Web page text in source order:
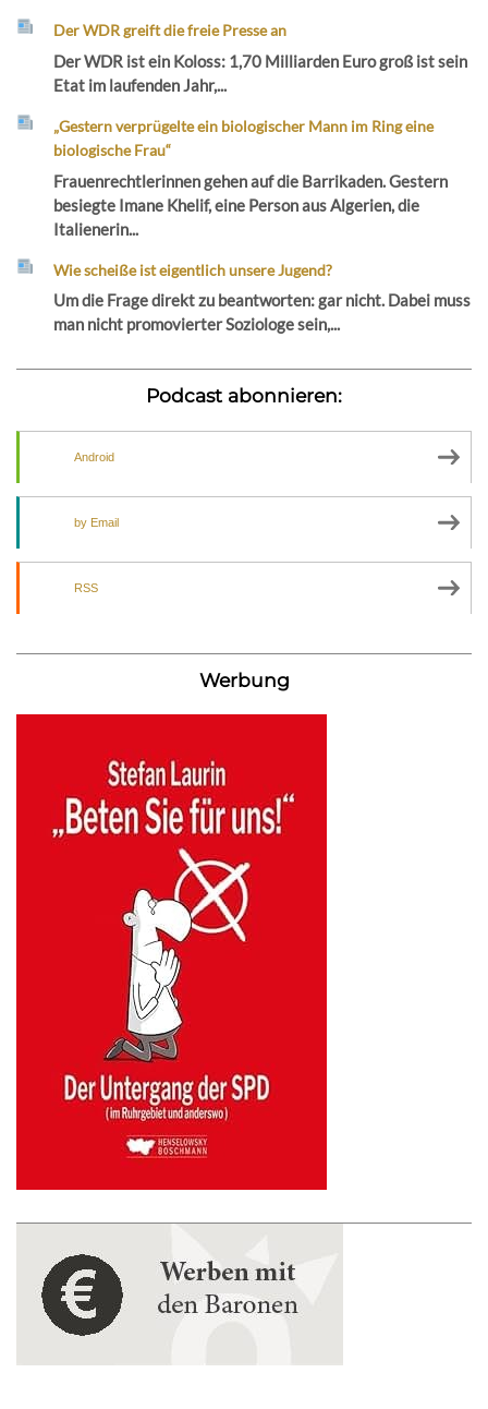
Der WDR greift die freie Presse an
Der WDR ist ein Koloss: 1,70 Milliarden Euro groß ist sein
Etat im laufenden Jahr,...
„Gestern verprügelte ein biologischer Mann im Ring eine
biologische Frau“
Frauenrechtlerinnen gehen auf die Barrikaden. Gestern
besiegte Imane Khelif, eine Person aus Algerien, die
Italienerin...
Wie scheiße ist eigentlich unsere Jugend?
Um die Frage direkt zu beantworten: gar nicht. Dabei muss
man nicht promovierter Soziologe sein,...
Podcast abonnieren:
Android
by Email
RSS
Werbung